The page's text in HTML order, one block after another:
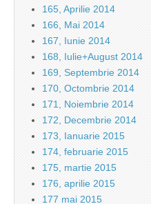
165, Aprilie 2014
166, Mai 2014
167, Iunie 2014
168, Iulie+August 2014
169, Septembrie 2014
170, Octombrie 2014
171, Noiembrie 2014
172, Decembrie 2014
173, Ianuarie 2015
174, februarie 2015
175, martie 2015
176, aprilie 2015
177 mai 2015